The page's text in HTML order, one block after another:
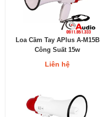
Loa Cầm Tay APlus A-M15B
Công Suất 15w
Liên hệ